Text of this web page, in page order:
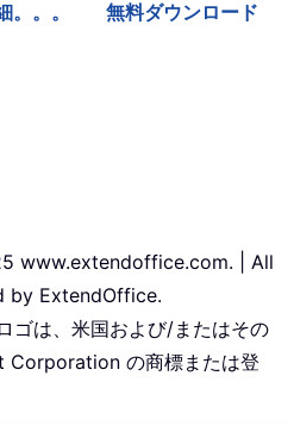
。。。 無料ダウンロード
www.extendoffice.com. | All
by ExtendOffice.
は、米国および/またはその
Corporation の商標または登